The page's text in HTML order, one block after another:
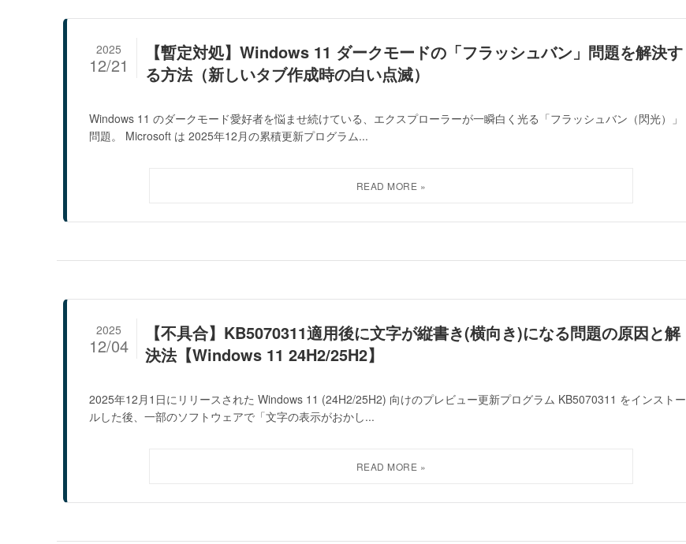
【暫定対処】Windows 11 ダークモードの「フラッシュバン」問題を解決す
る方法（新しいタブ作成時の白い点滅）
2025
12/21
Windows 11 のダークモード愛好者を悩ませ続けている、エクスプローラーが一瞬白く光る「フラッシュバン（閃光）」
問題。 Microsoft は 2025年12月の累積更新プログラム...
【不具合】KB5070311適用後に文字が縦書き(横向き)になる問題の原因と解
決法【Windows 11 24H2/25H2】
2025
12/04
2025年12月1日にリリースされた Windows 11 (24H2/25H2) 向けのプレビュー更新プログラム KB5070311 をインストー
ルした後、一部のソフトウェアで「文字の表示がおかし...